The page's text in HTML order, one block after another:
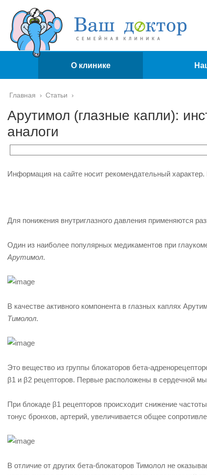
О клинике
Главная › Статьи ›
Арутимол (глазные капли):
аналоги
Информация на сайте носит рекомендательный
Для понижения внутриглазного давления применяются
Один из наиболее популярных медикаментов при
Арутимол.
В качестве активного компонента в глазных каплях
Тимолол.
Это вещество из группы блокаторов бета-
β1 и β2 рецепторов. Первые расположены в сердечной
При блокаде β1 рецепторов происходит снижение
тонус бронхов, артерий, увеличивается общее
В отличие от других бета-блокаторов Тимолол не